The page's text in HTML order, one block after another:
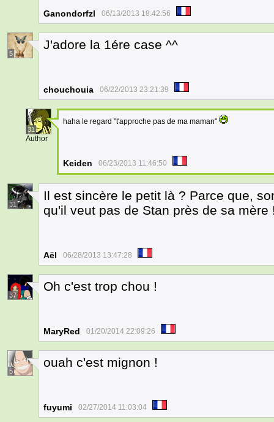
Ganondorfzl 06/13/2013 18:42:56
5
J'adore la 1ére case ^^
chouchouia 06/22/2013 23:21:39
31
Author
haha le regard "t'approche pas de ma maman"
Keiden 06/23/2013 11:46:50
31
Il est sincère le petit là ? Parce que,
qu'il veut pas de Stan près de sa mère
Aël 06/28/2013 13:47:28
37
Oh c'est trop chou !
MaryRed 01/20/2014 22:09:26
5
ouah c'est mignon !
fuyumi 02/27/2014 11:03:04